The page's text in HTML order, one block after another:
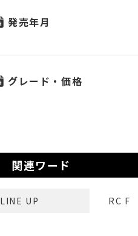
発売年月
グレード・価格
関連ワード
LINE UP RC F